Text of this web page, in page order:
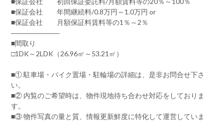
■保証会社 年間継続料/0.8万円～1.0万円 or
■保証会社 月額保証料賃料等の1％～2％
―――――――
■間取り
□1DK～2LDK（26.96㎡～53.21㎡）
■① 駐車場・バイク置場・駐輪場の詳細は、是非お問合せ下さ
い。
■② 内覧のご希望時は、物件現地待ち合わせ対応をしておりま
す。
■③ 物件写真の量と質、情報更新鮮度に特化して運営していま